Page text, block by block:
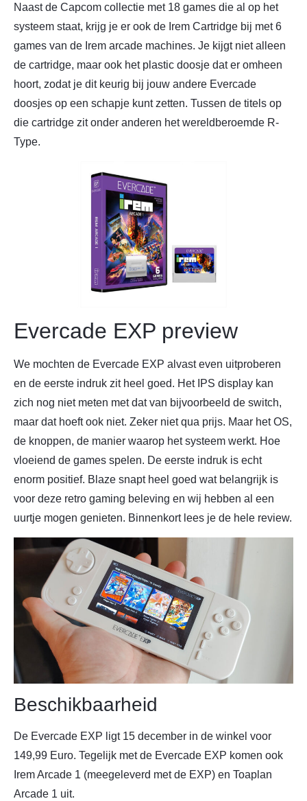
Naast de Capcom collectie met 18 games die al op het
systeem staat, krijg je er ook de Irem Cartridge bij met 6
games van de Irem arcade machines. Je kijgt niet alleen
de cartridge, maar ook het plastic doosje dat er omheen
hoort, zodat je dit keurig bij jouw andere Evercade
doosjes op een schapje kunt zetten. Tussen de titels op
die cartridge zit onder anderen het wereldberoemde R-
Type.
Evercade EXP preview
We mochten de Evercade EXP alvast even uitproberen
en de eerste indruk zit heel goed. Het IPS display kan
zich nog niet meten met dat van bijvoorbeeld de switch,
maar dat hoeft ook niet. Zeker niet qua prijs. Maar het OS,
de knoppen, de manier waarop het systeem werkt. Hoe
vloeiend de games spelen. De eerste indruk is echt
enorm positief. Blaze snapt heel goed wat belangrijk is
voor deze retro gaming beleving en wij hebben al een
uurtje mogen genieten. Binnenkort lees je de hele review.
Beschikbaarheid
De Evercade EXP ligt 15 december in de winkel voor
149,99 Euro. Tegelijk met de Evercade EXP komen ook
Irem Arcade 1 (meegeleverd met de EXP) en Toaplan
Arcade 1 uit.